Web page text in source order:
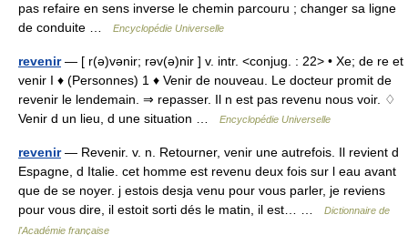
pas refaire en sens inverse le chemin parcouru ; changer sa ligne
de conduite …
Encyclopédie Universelle
revenir— [ r(ə)vənir; rəv(ə)nir ] v. intr. <conjug. : 22> • Xe; de re et
venir I ♦ (Personnes) 1 ♦ Venir de nouveau. Le docteur promit de
revenir le lendemain. ⇒ repasser. Il n est pas revenu nous voir. ♢
Venir d un lieu, d une situation …
Encyclopédie Universelle
revenir— Revenir. v. n. Retourner, venir une autrefois. Il revient d
Espagne, d Italie. cet homme est revenu deux fois sur l eau avant
que de se noyer. j estois desja venu pour vous parler, je reviens
pour vous dire, il estoit sorti dés le matin, il est… …
Dictionnaire de
l'Académie française